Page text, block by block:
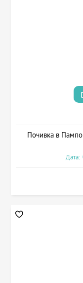
Почивка в
Дата: